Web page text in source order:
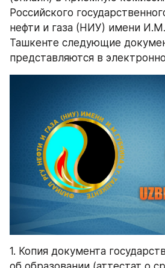
Российского
нефти и газа (НИУ) имени
Ташкенте следующие
представляются в
1. Копия документа